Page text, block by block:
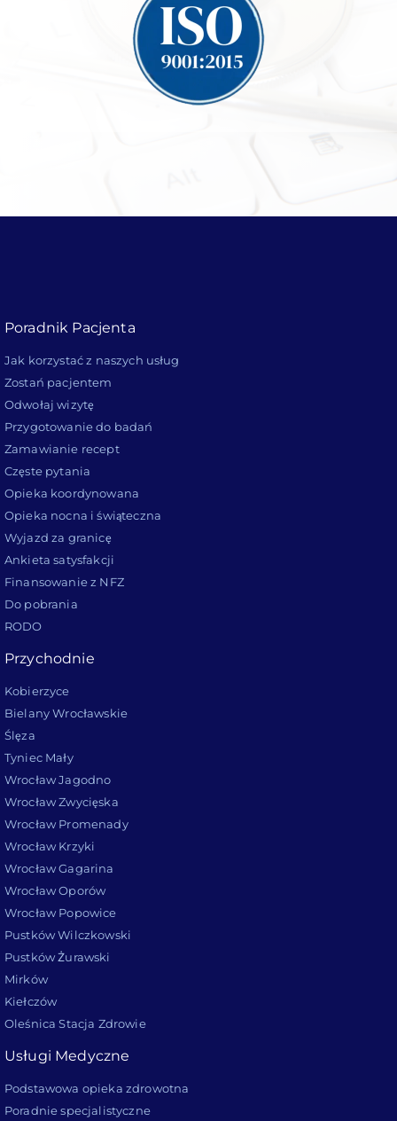
Poradnik Pacjenta
Jak korzystać z naszych usług
Zostań pacjentem
Odwołaj wizytę
Przygotowanie do badań
Zamawianie recept
Częste pytania
Opieka koordynowana
Opieka nocna i świąteczna
Wyjazd za granicę
Ankieta satysfakcji
Finansowanie z NFZ
Do pobrania
RODO
Przychodnie
Kobierzyce
Bielany Wrocławskie
Ślęza
Tyniec Mały
Wrocław Jagodno
Wrocław Zwycięska
Wrocław Promenady
Wrocław Krzyki
Wrocław Gagarina
Wrocław Oporów
Wrocław Popowice
Pustków Wilczkowski
Pustków Żurawski
Mirków
Kiełczów
Oleśnica Stacja Zdrowie
Usługi Medyczne
Podstawowa opieka zdrowotna
Poradnie specjalistyczne